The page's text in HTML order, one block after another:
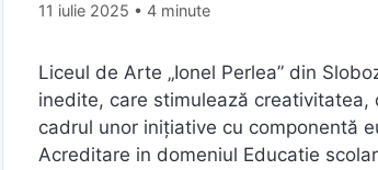
11 iulie 2025 • 4 minute
Liceul de Arte „Ionel Perlea” din
inedite, care stimulează
cadrul unor inițiative cu componentă
Acreditare in domeniul Educatie